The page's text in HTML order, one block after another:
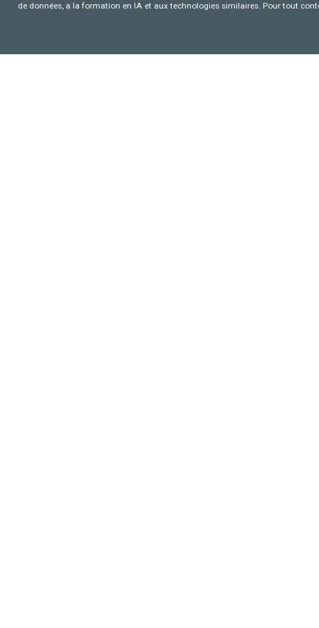
de données, a la formation en IA et aux technologies similaires. Pour tout